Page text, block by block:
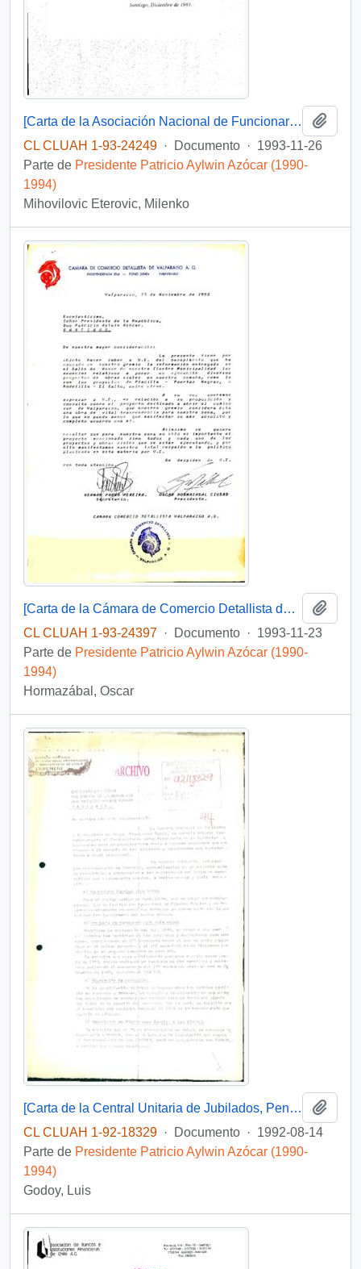
[Carta de la Asociación Nacional de Funcionarios Penitenciarios dirigida al Presidente Patricio Aylwin,
CL CLUAH 1-93-24249 · Documento · 1993-11-26
Parte de Presidente Patricio Aylwin Azócar (1990-
1994)
Mihovilovic Eterovic, Milenko
[Carta de la Cámara de Comercio Detallista de Valparaíso dirigida al Presidente Patricio Aylwin, referente a proyecto de apertura del camino sur de la región]
CL CLUAH 1-93-24397 · Documento · 1993-11-23
Parte de Presidente Patricio Aylwin Azócar (1990-
1994)
Hormazábal, Oscar
[Carta de la Central Unitaria de Jubilados, Pensionados y Montepiadas de Chile dirigida al Presidente Patricio Aylwin, mediante la cual informan problemáticas en la provincia de Ñuble]
CL CLUAH 1-92-18329 · Documento · 1992-08-14
Parte de Presidente Patricio Aylwin Azócar (1990-
1994)
Godoy, Luis